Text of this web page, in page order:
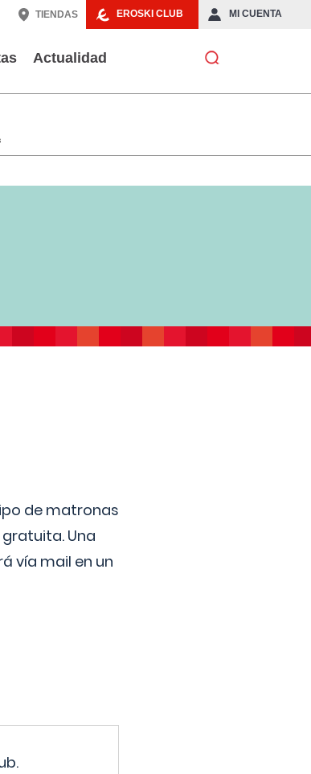
EROSKI CLUB MI CUENTA
TIENDAS
Actualidad
de matronas
Una
vía mail en un